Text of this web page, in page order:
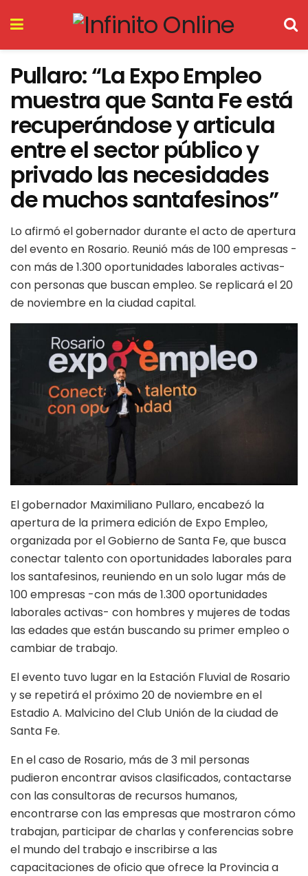
Pullaro: “La Expo Empleo
muestra que Santa Fe está
recuperándose y articula
entre el sector público y
privado las necesidades
de muchos santafesinos”
Lo afirmó el gobernador durante el acto de apertura
del evento en Rosario. Reunió más de 100 empresas -
con más de 1.300 oportunidades laborales activas-
con personas que buscan empleo. Se replicará el 20
de noviembre en la ciudad capital.
El gobernador Maximiliano Pullaro, encabezó la
apertura de la primera edición de Expo Empleo,
organizada por el Gobierno de Santa Fe, que busca
conectar talento con oportunidades laborales para
los santafesinos, reuniendo en un solo lugar más de
100 empresas -con más de 1.300 oportunidades
laborales activas- con hombres y mujeres de todas
las edades que están buscando su primer empleo o
cambiar de trabajo.
El evento tuvo lugar en la Estación Fluvial de Rosario
y se repetirá el próximo 20 de noviembre en el
Estadio A. Malvicino del Club Unión de la ciudad de
Santa Fe.
En el caso de Rosario, más de 3 mil personas
pudieron encontrar avisos clasificados, contactarse
con las consultoras de recursos humanos,
encontrarse con las empresas que mostraron cómo
trabajan, participar de charlas y conferencias sobre
el mundo del trabajo e inscribirse a las
capacitaciones de oficio que ofrece la Provincia a